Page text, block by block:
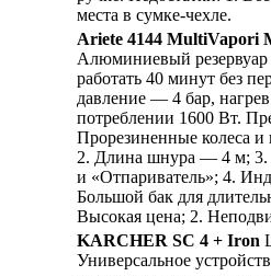
места в сумке-чехле.
Ariete 4144 MultiVapori
Алюминиевый резервуар
работать 40 минут без
давление — 4 бар,
потреблении 1600 Вт.
Прорезиненные колеса и
2. Длина шнура — 4 м; 3.
и «Отпариватель»; 4.
Большой бак для
Высокая цена; 2.
KARCHER SC 4 + Iron
Универсальное